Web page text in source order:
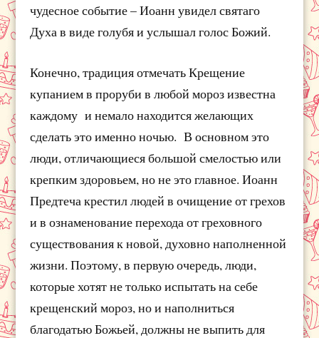
чудесное событие – Иоанн увидел святаго
Духа в виде голубя и услышал голос Божий.
Конечно, традиция отмечать Крещение
купанием в проруби в любой мороз известна
каждому и немало находится желающих
сделать это именно ночью. В основном это
люди, отличающиеся большой смелостью или
крепким здоровьем, но не это главное. Иоанн
Предтеча крестил людей в очищение от грехов
и в ознаменование перехода от греховного
существования к новой, духовно наполненной
жизни. Поэтому, в первую очередь, люди,
которые хотят не только испытать на себе
крещенский мороз, но и наполниться
благодатью Божьей, должны не выпить для